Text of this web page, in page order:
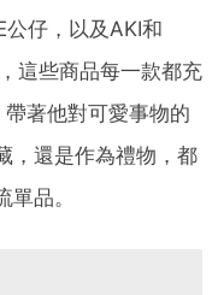
仔，以及AKI和
這些商品每一款都充
著他對可愛事物的
，還是作為禮物，都
品。